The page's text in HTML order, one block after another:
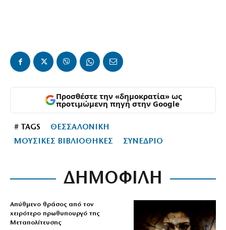
Προσθέστε την «δημοκρατία» ως
προτιμώμενη πηγή στην Google
# TAGS
ΘΕΣΣΑΛΟΝΙΚΗ
ΜΟΥΣΙΚΕΣ ΒΙΒΛΙΟΘΗΚΕΣ
ΣΥΝΕΔΡΙΟ
ΔΗΜΟΦΙΛΗ
Απύθμενο θράσος από τον
χειρότερο πρωθυπουργό της
Μεταπολίτευσης